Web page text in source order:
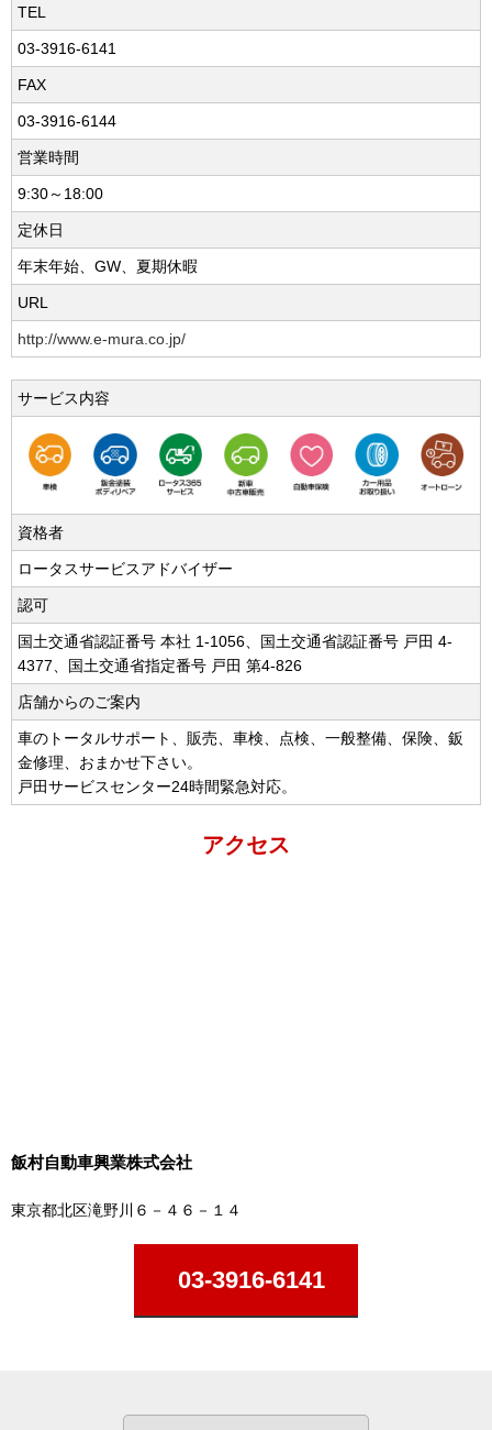
TEL
03-3916-6141
FAX
03-3916-6144
営業時間
9:30～18:00
定休日
年末年始、GW、夏期休暇
URL
http://www.e-mura.co.jp/
サービス内容
資格者
ロータスサービスアドバイザー
認可
国土交通省認証番号 本社 1-1056、国土交通省認証番号 戸田 4-
4377、国土交通省指定番号 戸田 第4-826
店舗からのご案内
車のトータルサポート、販売、車検、点検、一般整備、保険、鈑
金修理、おまかせ下さい。
戸田サービスセンター24時間緊急対応。
アクセス
飯村自動車興業株式会社
東京都北区滝野川６－４６－１４
03-3916-6141